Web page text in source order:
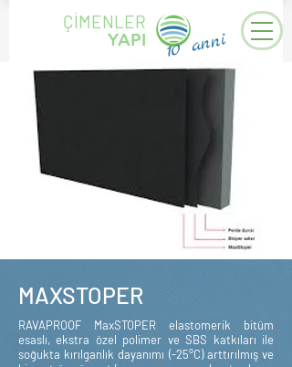
ÇİMENLER
YAPI
10 anni
MAXSTOPER
RAVAPROOF MaxSTOPER elastomerik bitüm
esaslı, ekstra özel polimer ve SBS katkıları ile
soğukta kırılganlık dayanımı (-25°C) arttırılmış ve